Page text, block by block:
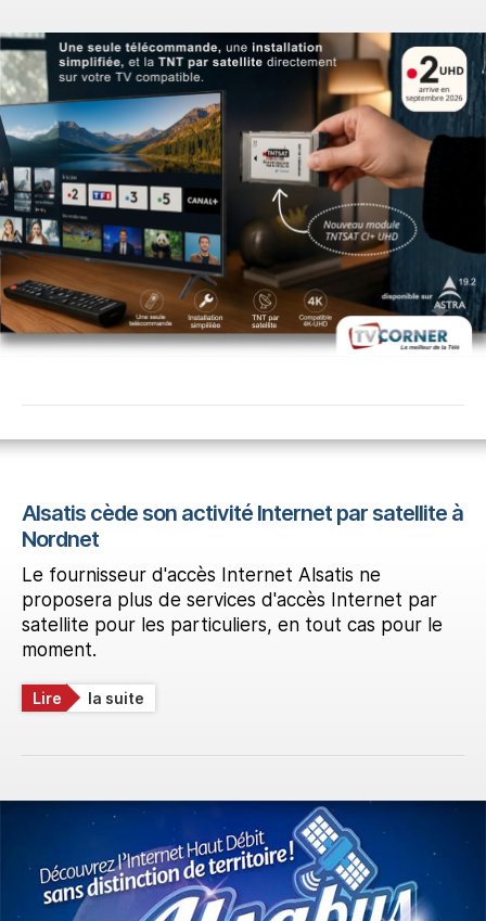
Alsatis cède son activité Internet par satellite à
Nordnet
Le fournisseur d'accès Internet Alsatis ne
proposera plus de services d'accès Internet par
satellite pour les particuliers, en tout cas pour le
moment.
Lire la suite